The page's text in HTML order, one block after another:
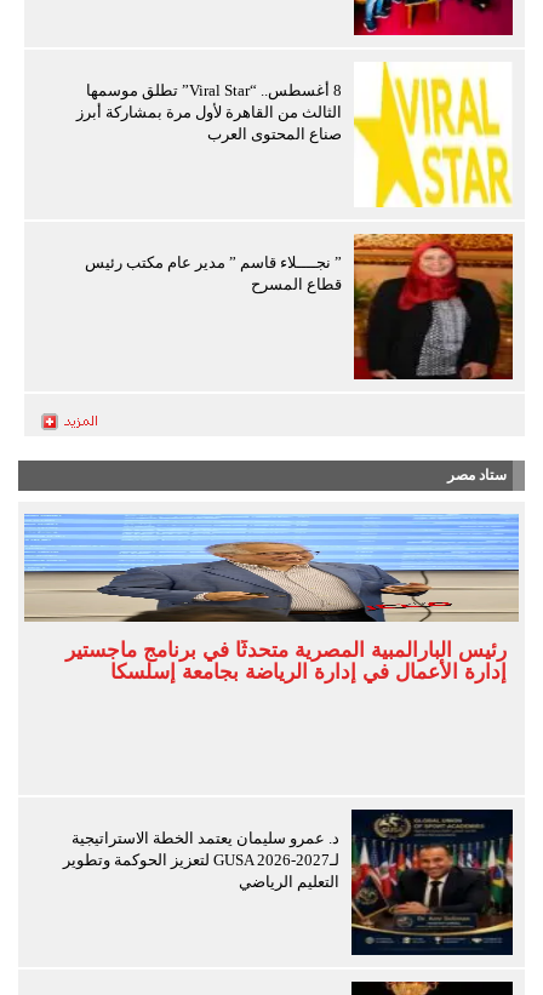
8 أغسطس.. “Viral Star” تطلق موسمها
الثالث من القاهرة لأول مرة بمشاركة أبرز
صناع المحتوى العرب
” نجــــلاء قاسم ” مدير عام مكتب رئيس
قطاع المسرح
ستاد مصر
رئيس البارالمبية المصرية متحدثًا في برنامج ماجستير
إدارة الأعمال في إدارة الرياضة بجامعة إسلسكا
د. عمرو سليمان يعتمد الخطة الاستراتيجية
لـGUSA 2026-2027 لتعزيز الحوكمة وتطوير
التعليم الرياضي